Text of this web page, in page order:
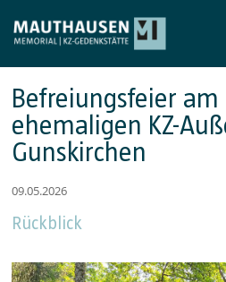
Befreiungsfeier am
ehemaligen KZ-
Gunskirchen
09.05.2026
Rückblick